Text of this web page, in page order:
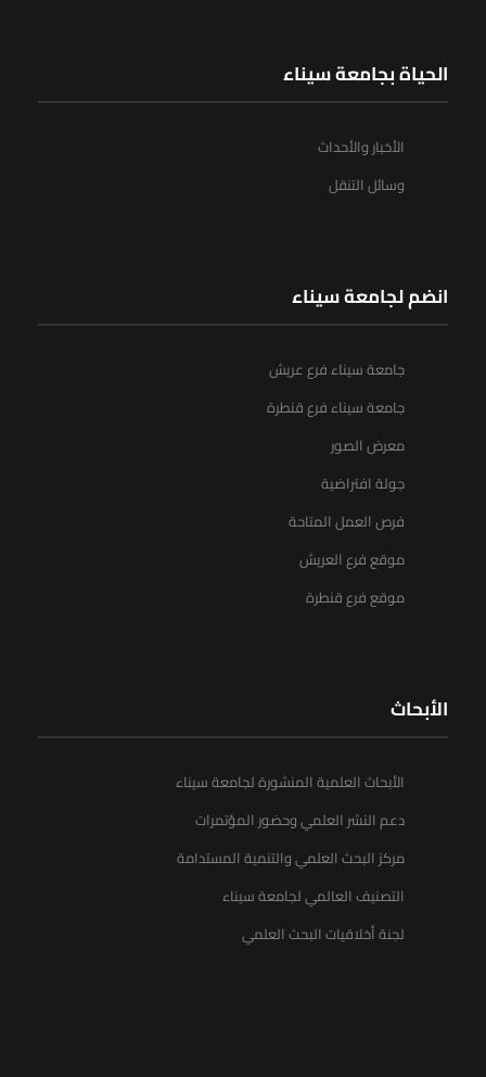
الحياة بجامعة سيناء
الأخبار والأحداث
وسائل التنقل
انضم لجامعة سيناء
جامعة سيناء فرع عريش
جامعة سيناء فرع قنطرة
معرض الصور
جولة افتراضية
فرص العمل المتاحة
موقع فرع العريش
موقع فرع قنطرة
الأبحاث
الأبحاث العلمية المنشورة لجامعة سيناء
دعم النشر العلمي وحضور المؤتمرات
مركز البحث العلمي والتنمية المستدامة
التصنيف العالمي لجامعة سيناء
لجنة أخلاقيات البحث العلمي